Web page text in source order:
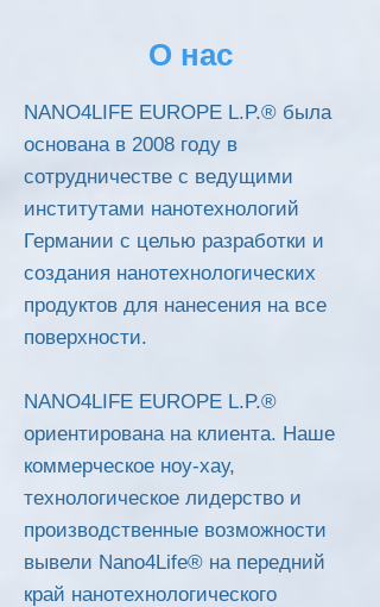
О нас
NANO4LIFE EUROPE L.P.® была
основана в 2008 году в
сотрудничестве с ведущими
институтами нанотехнологий
Германии с целью разработки и
создания нанотехнологических
продуктов для нанесения на все
поверхности.
NANO4LIFE EUROPE L.P.®
ориентирована на клиента. Наше
коммерческое ноу-хау,
технологическое лидерство и
производственные возможности
вывели Nano4Life® на передний
край нанотехнологического